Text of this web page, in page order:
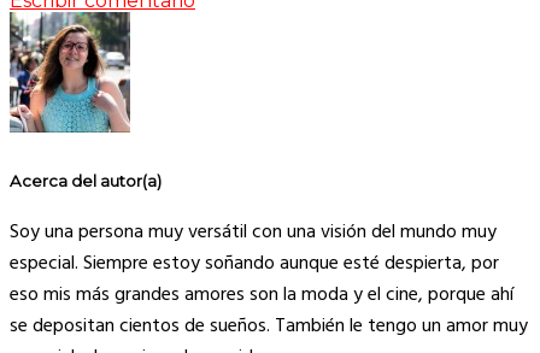
Acerca del autor(a)
Soy una persona muy versátil con una visión del mundo muy
especial. Siempre estoy soñando aunque esté despierta, por
eso mis más grandes amores son la moda y el cine, porque ahí
se depositan cientos de sueños. También le tengo un amor muy